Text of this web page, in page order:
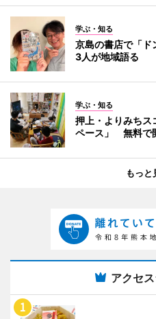
学ぶ・知る
京島の書店で「
3人が地域語る
学ぶ・知る
押上・よりみちス
ペース」 無料で
もっと
アクセ